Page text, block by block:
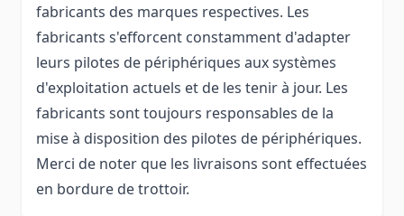
fabricants des marques respectives. Les
fabricants s'efforcent constamment d'adapter
leurs pilotes de périphériques aux systèmes
d'exploitation actuels et de les tenir à jour. Les
fabricants sont toujours responsables de la
mise à disposition des pilotes de périphériques.
Merci de noter que les livraisons sont effectuées
en bordure de trottoir.